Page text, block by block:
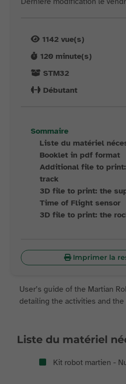
1142 vue(s)
120 minute(s)
STM32
Débutant
Sommaire
Liste du matériel
Booklet in pdf format
Additional file to
track
3D file to print: the
Time of Flight sensor
3D file to print: the
Imprimer la
User’s guide of the Martian
detailing the activities and
Liste du matériel
Kit robot martien -